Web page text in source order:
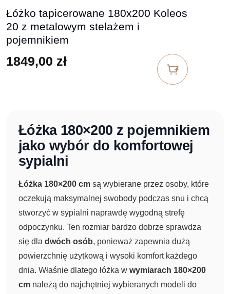
Łóżko tapicerowane 180x200 Koleos
20 z metalowym stelażem i
pojemnikiem
1849,00 zł
Łóżka 180×200 z pojemnikiem
jako wybór do komfortowej
sypialni
Łóżka 180×200 cm są wybierane przez osoby, które
oczekują maksymalnej swobody podczas snu i chcą
stworzyć w sypialni naprawdę wygodną strefę
odpoczynku. Ten rozmiar bardzo dobrze sprawdza
się dla dwóch osób, ponieważ zapewnia dużą
powierzchnię użytkową i wysoki komfort każdego
dnia. Właśnie dlatego łóżka w wymiarach 180×200
cm należą do najchętniej wybieranych modeli do